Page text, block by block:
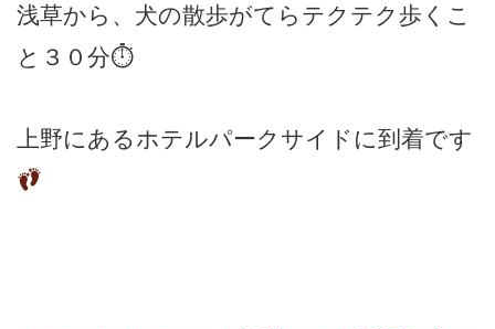
浅草から、犬の散歩がてらテクテク歩くこ
と３０分⏱
上野にあるホテルパークサイドに到着です